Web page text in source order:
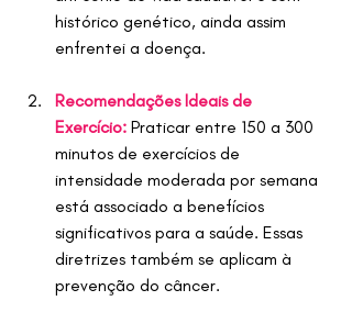
histórico genético, ainda assim
enfrentei a doença.
Recomendações Ideais de
Exercício: Praticar entre 150 a 300
minutos de exercícios de
intensidade moderada por semana
está associado a benefícios
significativos para a saúde. Essas
diretrizes também se aplicam à
prevenção do câncer.